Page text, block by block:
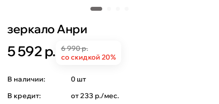
зеркало Анри
5 592 р.
6 990 р.
со скидкой 20%
В наличии:
0 шт
В кредит:
от 233 р./мес.